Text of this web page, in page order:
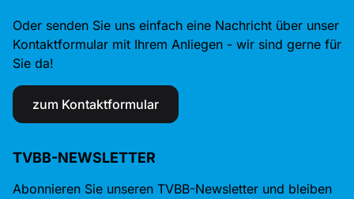
Oder senden Sie uns einfach eine Nachricht über unser
Kontaktformular mit Ihrem Anliegen - wir sind gerne für
Sie da!
zum Kontaktformular
TVBB-NEWSLETTER
Abonnieren Sie unseren TVBB-Newsletter und bleiben